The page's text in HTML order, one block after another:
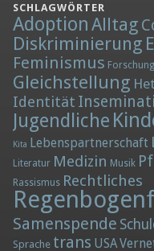
SCHLAGWÖRTER
AdoptionAlltag
Diskriminierung
Feminismus Forschung
Gleichstellung
Identität
Jugendliche
Kita Lebenspartnerschaft
Literatur Medizin Musik
Rassismus Rechtliches
Samenspende
Sprache trans USA